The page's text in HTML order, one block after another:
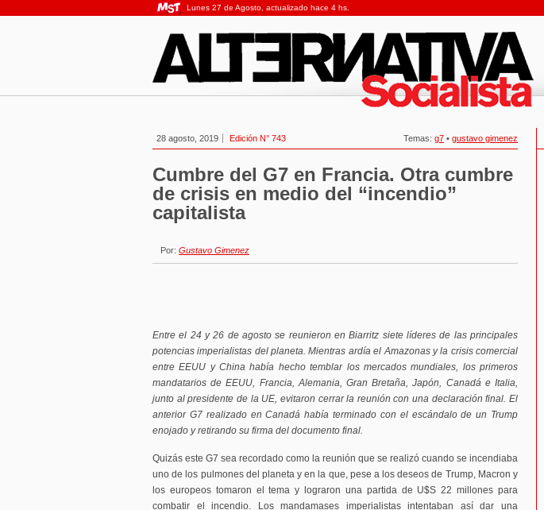
Lunes 27 de Agosto, actualizado hace 4 hs.
28 agosto, 2019 Edición N° 743 Temas: g7 • gustavo gimenez
Cumbre del G7 en Francia. Otra cumbre
de crisis en medio del “incendio”
capitalista
Por: Gustavo Gimenez
Entre el 24 y 26 de agosto se reunieron en Biarritz siete líderes de las principales
potencias imperialistas del planeta. Mientras ardía el Amazonas y la crisis comercial
entre EEUU y China había hecho temblar los mercados mundiales, los primeros
mandatarios de EEUU, Francia, Alemania, Gran Bretaña, Japón, Canadá e Italia,
junto al presidente de la UE, evitaron cerrar la reunión con una declaración final. El
anterior G7 realizado en Canadá había terminado con el escándalo de un Trump
enojado y retirando su firma del documento final.
Quizás este G7 sea recordado como la reunión que se realizó cuando se incendiaba
uno de los pulmones del planeta y en la que, pese a los deseos de Trump, Macron y
los europeos tomaron el tema y lograron una partida de U$S 22 millones para
combatir el incendio. Los mandamases imperialistas intentaban así dar una